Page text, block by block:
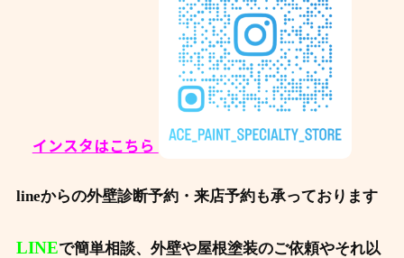
インスタはこちら
lineからの外壁診断予約・来店予約も承っております
LINEで簡単相談、外壁や屋根塗装のご依頼やそれ以